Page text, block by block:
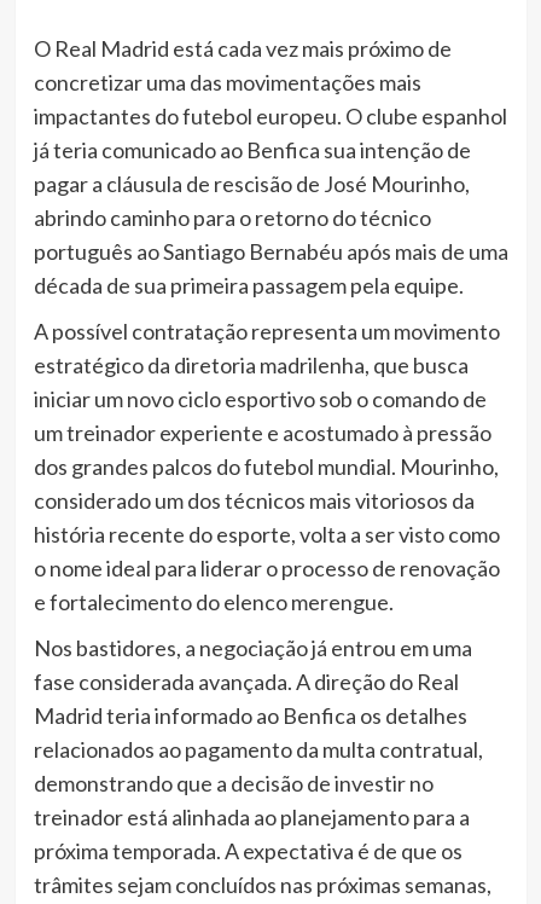
O Real Madrid está cada vez mais próximo de
concretizar uma das movimentações mais
impactantes do futebol europeu. O clube espanhol
já teria comunicado ao Benfica sua intenção de
pagar a cláusula de rescisão de José Mourinho,
abrindo caminho para o retorno do técnico
português ao Santiago Bernabéu após mais de uma
década de sua primeira passagem pela equipe.
A possível contratação representa um movimento
estratégico da diretoria madrilenha, que busca
iniciar um novo ciclo esportivo sob o comando de
um treinador experiente e acostumado à pressão
dos grandes palcos do futebol mundial. Mourinho,
considerado um dos técnicos mais vitoriosos da
história recente do esporte, volta a ser visto como
o nome ideal para liderar o processo de renovação
e fortalecimento do elenco merengue.
Nos bastidores, a negociação já entrou em uma
fase considerada avançada. A direção do Real
Madrid teria informado ao Benfica os detalhes
relacionados ao pagamento da multa contratual,
demonstrando que a decisão de investir no
treinador está alinhada ao planejamento para a
próxima temporada. A expectativa é de que os
trâmites sejam concluídos nas próximas semanas,